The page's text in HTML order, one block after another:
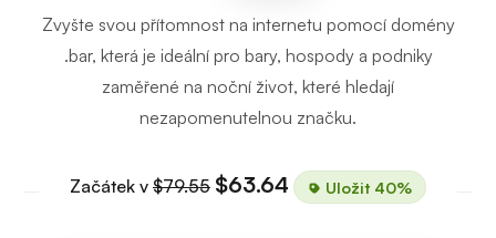
Zvyšte svou přítomnost na internetu pomocí domény
.bar, která je ideální pro bary, hospody a podniky
zaměřené na noční život, které hledají
nezapomenutelnou značku.
Začátek v $79.55 $63.64 Uložit 40%